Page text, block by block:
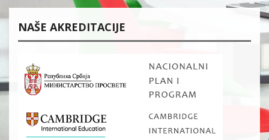
NAŠE AKREDITACIJE